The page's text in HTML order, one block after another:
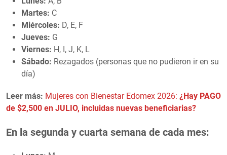
Martes: C
Miércoles: D, E, F
Jueves: G
Viernes: H, I, J, K, L
Sábado: Rezagados (personas que no pudieron ir en su
día)
Leer más: Mujeres con Bienestar Edomex 2026: ¿Hay PAGO
de $2,500 en JULIO, incluidas nuevas beneficiarias?
En la segunda y cuarta semana de cada mes: